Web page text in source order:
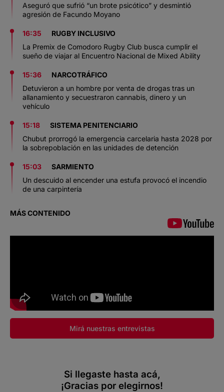
Aseguró que sufrió “un brote psicótico” y desmintió
agresión de Facundo Moyano
16:35
RUGBY INCLUSIVO
La Premix de Comodoro Rugby Club busca cumplir el
sueño de viajar al Encuentro Nacional de Mixed Ability
15:36
NARCOTRÁFICO
Detuvieron a un hombre por venta de drogas tras un
allanamiento y secuestraron cannabis, dinero y un
vehículo
15:18
SISTEMA PENITENCIARIO
Chubut prorrogó la emergencia carcelaria hasta 2028 por
la sobrepoblación en las unidades de detención
15:03
SARMIENTO
Un descuido al encender una estufa provocó el incendio
de una carpintería
MÁS CONTENIDO
Mirá nuestras entrevistas
Si llegaste hasta acá,
¡Gracias por elegirnos!